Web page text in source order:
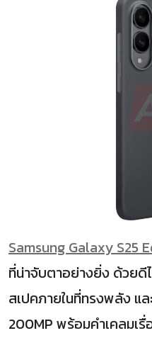
Samsung Galaxy S25
ที่น่าจับตาอย่างยิ่ง ด้วยดี
สเปคภายในที่ทรงพลัง แ
200MP พร้อมคำเคลมเรื่